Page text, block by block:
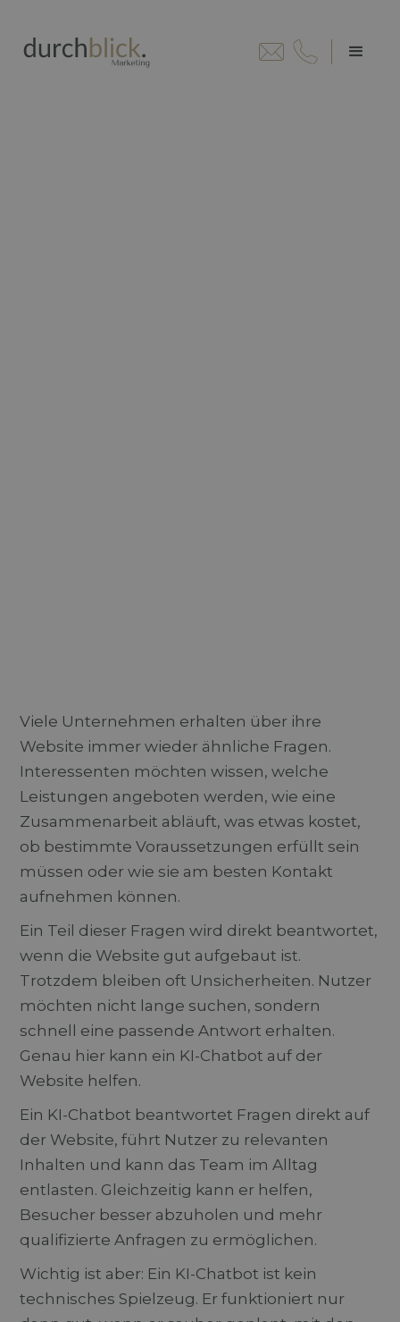
Viele Unternehmen erhalten über ihre
Website immer wieder ähnliche Fragen.
Interessenten möchten wissen, welche
Leistungen angeboten werden, wie eine
Zusammenarbeit abläuft, was etwas kostet,
ob bestimmte Voraussetzungen erfüllt sein
müssen oder wie sie am besten Kontakt
aufnehmen können.
Ein Teil dieser Fragen wird direkt beantwortet,
wenn die Website gut aufgebaut ist.
Trotzdem bleiben oft Unsicherheiten. Nutzer
möchten nicht lange suchen, sondern
schnell eine passende Antwort erhalten.
Genau hier kann ein KI-Chatbot auf der
Website helfen.
Ein KI-Chatbot beantwortet Fragen direkt auf
der Website, führt Nutzer zu relevanten
Inhalten und kann das Team im Alltag
entlasten. Gleichzeitig kann er helfen,
Besucher besser abzuholen und mehr
qualifizierte Anfragen zu ermöglichen.
Wichtig ist aber: Ein KI-Chatbot ist kein
technisches Spielzeug. Er funktioniert nur